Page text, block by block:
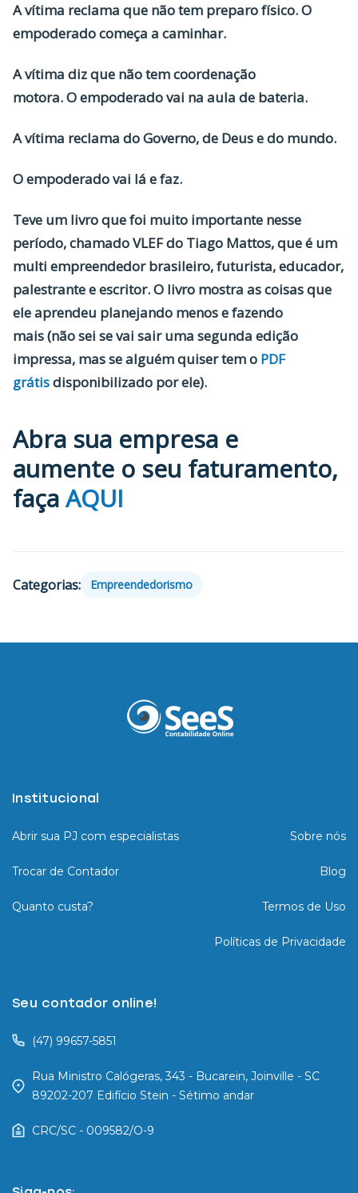
A vítima reclama que não tem preparo físico. O
empoderado começa a caminhar.
A vítima diz que não tem coordenação
motora. O empoderado vai na aula de bateria.
A vítima reclama do Governo, de Deus e do mundo.
O empoderado vai lá e faz.
Teve um livro que foi muito importante nesse
período, chamado VLEF do Tiago Mattos, que é um
multi empreendedor brasileiro, futurista, educador,
palestrante e escritor. O livro mostra as coisas que
ele aprendeu planejando menos e fazendo
mais (não sei se vai sair uma segunda edição
impressa, mas se alguém quiser tem o PDF
grátisdisponibilizado por ele).
Abra sua empresa e
aumente o seu faturamento,
façaAQUI
Categorias: Empreendedorismo
Institucional
Abrir sua PJ com especialistas
Trocar de Contador
Quanto custa?
Sobre nós
Blog
Termos de Uso
Políticas de Privacidade
Seu contador online!
(47) 99657-5851
Rua Ministro Calógeras, 343 - Bucarein, Joinville - SC
89202-207 Edifício Stein - Sétimo andar
CRC/SC - 009582/O-9